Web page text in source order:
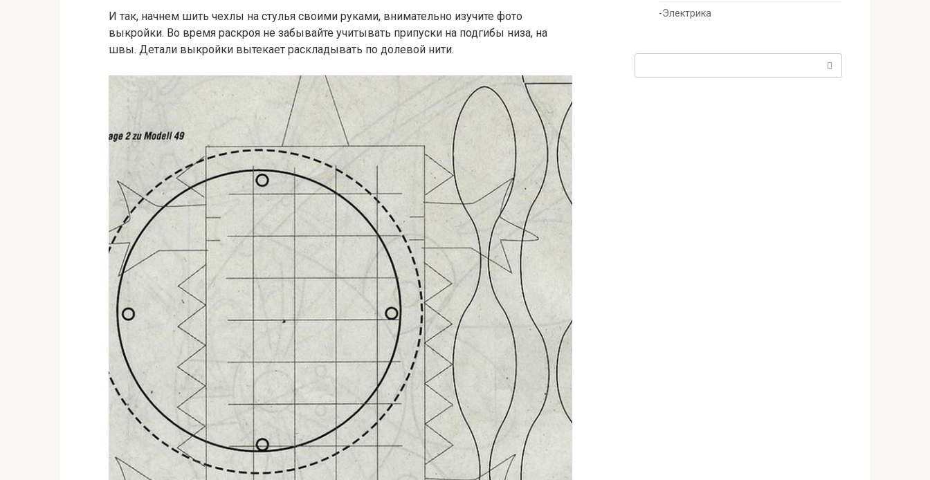
И так, начнем шить чехлы на стулья своими руками, внимательно изучите фото
выкройки. Во время раскроя не забывайте учитывать припуски на подгибы низа, на
швы. Детали выкройки вытекает раскладывать по долевой нити.
-Электрика